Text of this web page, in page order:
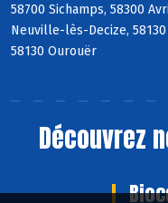
58700 Sichamps, 58300
Neuville-lès-Decize,
58130 Ourouër
Découvrez